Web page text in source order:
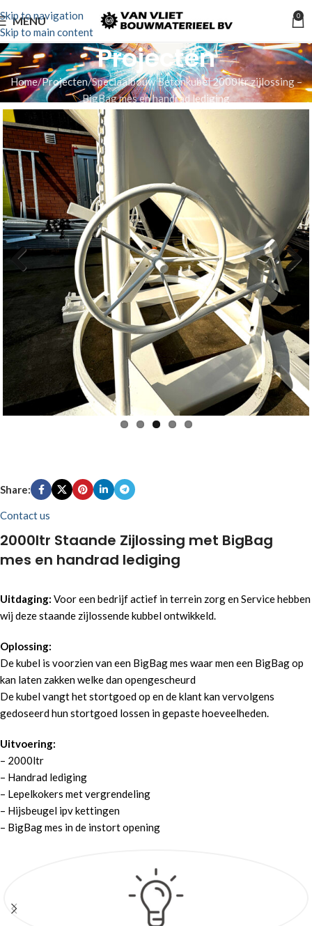
Skip to navigation
Skip to main content
MENU 0
Projecten
Home Projecten Speciaalbouw Betonkubel 2000ltr zijlossing –
BigBag mes en handrad lediging
Previous Next
Share:
Contact us
2000ltr Staande Zijlossing met BigBag
mes en handrad lediging
Uitdaging: Voor een bedrijf actief in terrein zorg en Service hebben
wij deze staande zijlossende kubbel ontwikkeld.
Oplossing:
De kubel is voorzien van een BigBag mes waar men een BigBag op
kan laten zakken welke dan opengescheurd
De kubel vangt het stortgoed op en de klant kan vervolgens
gedoseerd hun stortgoed lossen in gepaste hoeveelheden.
Uitvoering:
– 2000ltr
– Handrad lediging
– Lepelkokers met vergrendeling
– Hijsbeugel ipv kettingen
– BigBag mes in de instort opening